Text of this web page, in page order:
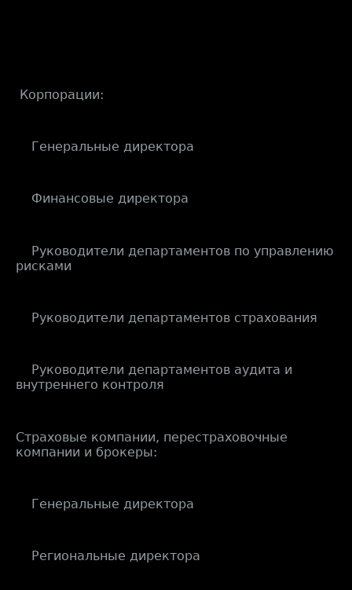
Корпорации:
Генеральные директора
Финансовые директора
Руководители департаментов по управлению
рисками
Руководители департаментов страхования
Руководители департаментов аудита и
внутреннего контроля
Страховые компании, перестраховочные
компании и брокеры:
Генеральные директора
Региональные директора